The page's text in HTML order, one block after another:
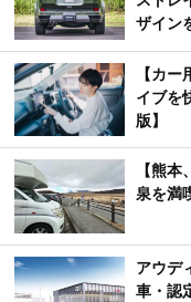
ザイン
【カ
イブを
版】
【熊
泉を満
アウデ
車・認